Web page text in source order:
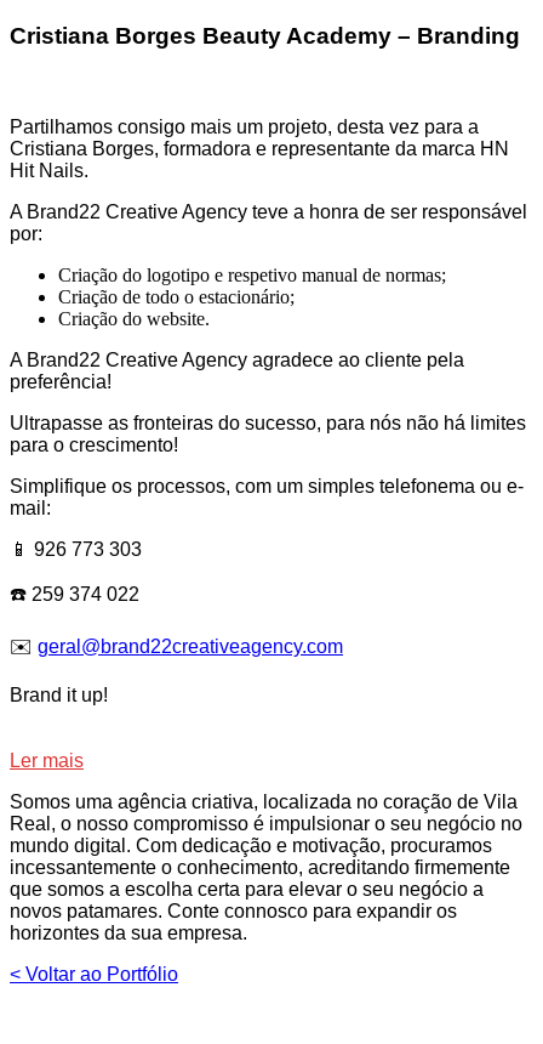
Cristiana Borges Beauty Academy – Branding
Partilhamos consigo mais um projeto, desta vez para a
Cristiana Borges, formadora e representante da marca HN
Hit Nails.
A Brand22 Creative Agency teve a honra de ser responsável
por:
Criação do logotipo e respetivo manual de normas;
Criação de todo o estacionário;
Criação do website.
A Brand22 Creative Agency agradece ao cliente pela
preferência!
Ultrapasse as fronteiras do sucesso, para nós não há limites
para o crescimento!
Simplifique os processos, com um simples telefonema ou e-
mail:
📱 926 773 303
☎️ 259 374 022
✉️ geral@brand22creativeagency.com
Brand it up!
Ler mais
Somos uma agência criativa, localizada no coração de Vila
Real, o nosso compromisso é impulsionar o seu negócio no
mundo digital. Com dedicação e motivação, procuramos
incessantemente o conhecimento, acreditando firmemente
que somos a escolha certa para elevar o seu negócio a
novos patamares. Conte connosco para expandir os
horizontes da sua empresa.
< Voltar ao Portfólio